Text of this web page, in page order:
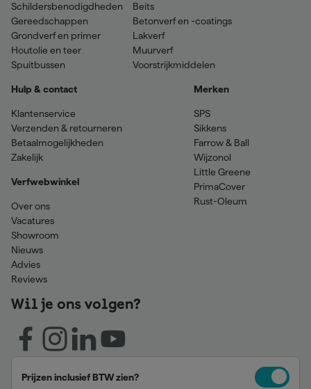
Schildersbenodigdheden
Gereedschappen
Grondverf en primer
Houtolie en teer
Spuitbussen
Beits
Betonverf en -coatings
Lakverf
Muurverf
Voorstrijkmiddelen
Hulp & contact
Klantenservice
Verzenden & retourneren
Betaalmogelijkheden
Zakelijk
Verfwebwinkel
Over ons
Vacatures
Showroom
Nieuws
Advies
Reviews
Merken
SPS
Sikkens
Farrow & Ball
Wijzonol
Little Greene
PrimaCover
Rust-Oleum
Wil je ons volgen?
Prijzen inclusief BTW zien?